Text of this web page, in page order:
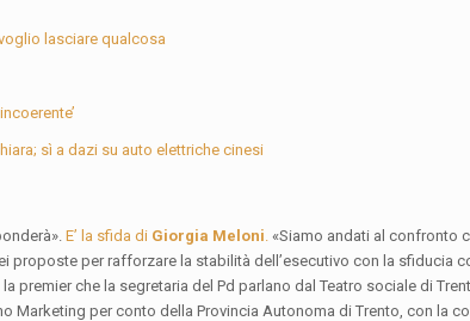
lasciare qualcosa
sì a dazi su auto elettriche cinesi
E’ la sfida di Giorgia Meloni «Siamo andati al confronto
per rafforzare la stabilità dell’esecutivo con la sfiducia
la premier che la segretaria del Pd parlano dal Teatro sociale di
Marketing per conto della Provincia Autonoma di Trento, con la